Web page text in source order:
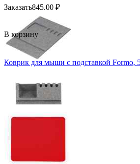
Заказать845.00 ₽
В корзину
Коврик для мыши с подставкой Formo,